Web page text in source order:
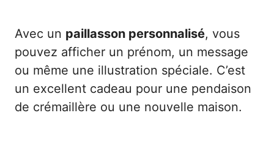
Avec un paillasson personnalisé, vous
pouvez afficher un prénom, un message
ou même une illustration spéciale. C’est
un excellent cadeau pour une pendaison
de crémaillère ou une nouvelle maison.